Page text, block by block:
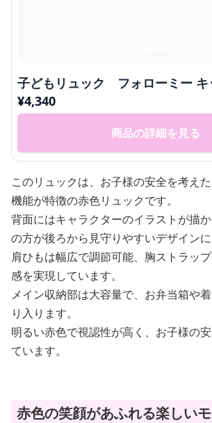
子どもリュック フォローミー キ
¥4,340
商品の詳細を見る
このリュックは、お子様の安全を考えた
機能が特徴の赤色リュックです。
背面にはキャラクターのイラストが描
の方が後ろから見守りやすいデザインに
肩ひもは幅広で調節可能、胸ストラッ
感を実現しています。
メイン収納部は大容量で、お弁当箱や
り入ります。
明るい赤色で視認性が高く、お子様の
ています。
赤色の笑顔があふれる楽しい